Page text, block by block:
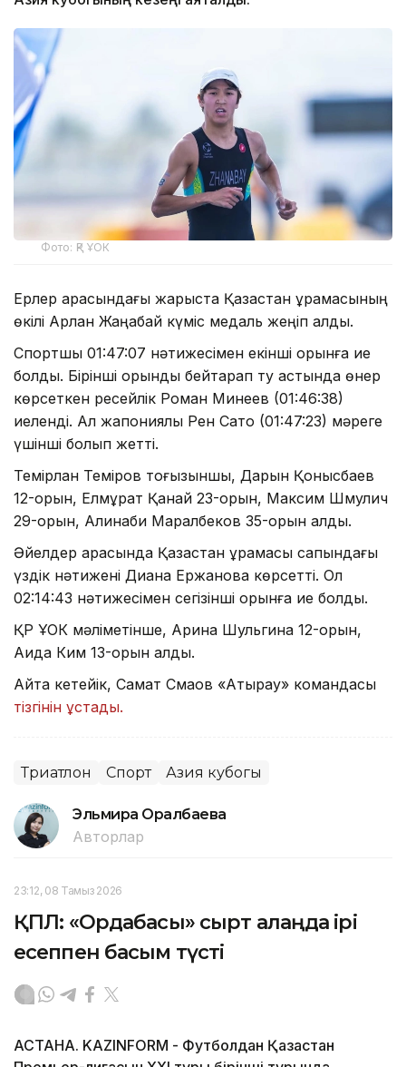
Фото: ҚР ҰОК
Ерлер арасындағы жарыста Қазақстан құрамасының
өкілі Арлан Жаңабай күміс медаль жеңіп алды.
Спортшы 01:47:07 нәтижесімен екінші орынға ие
болды. Бірінші орынды бейтарап ту астында өнер
көрсеткен ресейлік Роман Минеев (01:46:38)
иеленді. Ал жапониялық Рен Сато (01:47:23) мәреге
үшінші болып жетті.
Темірлан Теміров тоғызыншы, Дарын Қонысбаев
12-орын, Елмұрат Қанай 23-орын, Максим Шмулич
29-орын, Алинаби Маралбеков 35-орын алды.
Әйелдер арасында Қазақстан құрамасы сапындағы
үздік нәтижені Диана Ержанова көрсетті. Ол
02:14:43 нәтижесімен сегізінші орынға ие болды.
ҚР ҰОК мәліметінше, Арина Шульгина 12-орын,
Аида Ким 13-орын алды.
Айта кетейік, Самат Смақов «Атырау» командасы
тізгінін ұстады.
Триатлон Спорт Азия кубогы
Эльмира Оралбаева
Авторлар
23:12, 08 Тамыз 2026
ҚПЛ: «Ордабасы» сырт алаңда ірі
есеппен басым түсті
АСТАНА. KAZINFORM - Футболдан Қазақстан